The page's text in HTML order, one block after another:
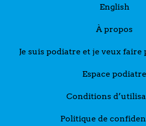
English
À propos
Je suis podiatre et je veux faire
Espace podiatre
Conditions
Politique de